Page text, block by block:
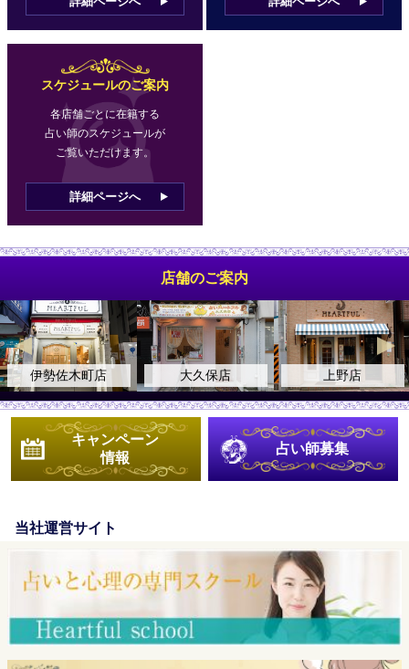
スケジュールのご案内
各店舗ごとに在籍する
占い師のスケジュールが
ご覧いただけます。
詳細ページへ
店舗のご案内
店 大久保店 上野店 自由
キャンペーン
情報
占い師募集
当社運営サイト